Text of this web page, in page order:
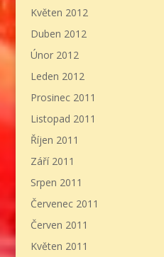
Květen 2012
Duben 2012
Únor 2012
Leden 2012
Prosinec 2011
Listopad 2011
Říjen 2011
Září 2011
Srpen 2011
Červenec 2011
Červen 2011
Květen 2011